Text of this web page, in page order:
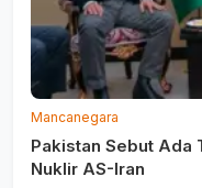
Mancanegara
Pakistan Sebut Ada
Nuklir AS-Iran